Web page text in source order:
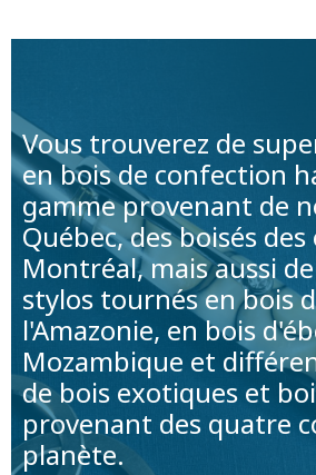
Vous trouverez de
en bois de confection
gamme provenant de
Québec, des boisés
Montréal, mais aussi
stylos tournés en bois
l'Amazonie, en bois
Mozambique et
de bois exotiques et
provenant des quatre
planète.